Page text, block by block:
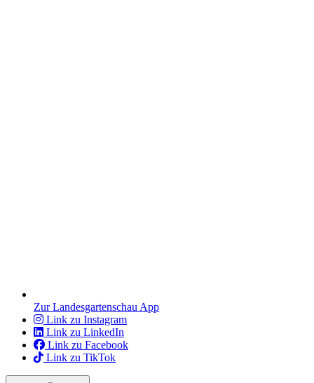
Zur Landesgartenschau App
Link zu Instagram
Link zu LinkedIn
Link zu Facebook
Link zu TikTok